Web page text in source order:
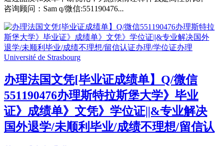
咨询顾问：Sam q/微信:551190476...
办理法国文凭[毕业证成绩单】Q/微信
551190476办理斯特拉斯堡大学》毕业
证》成绩单》文凭》学位证||&专业解决
国外退学/未顺利毕业/成绩不理想/留信认